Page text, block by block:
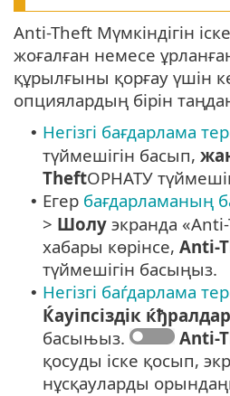
Anti-Theft Мүмкіндігін
жоғалған немесе
құрылғыны қорғау үшін
опциялардың бірін
• Негізгі бағдарлама
түймешігін басып,
TheftОРНАТУ
• Егер бағдарламаның
> Шолу экранда
хабары көрінсе, Anti-
түймешігін басыңыз.
• Негізгі баѓдарлама
Ќауіпсіздік
басыњыз.
Anti-
қосуды іске қосып,
нұсқауларды